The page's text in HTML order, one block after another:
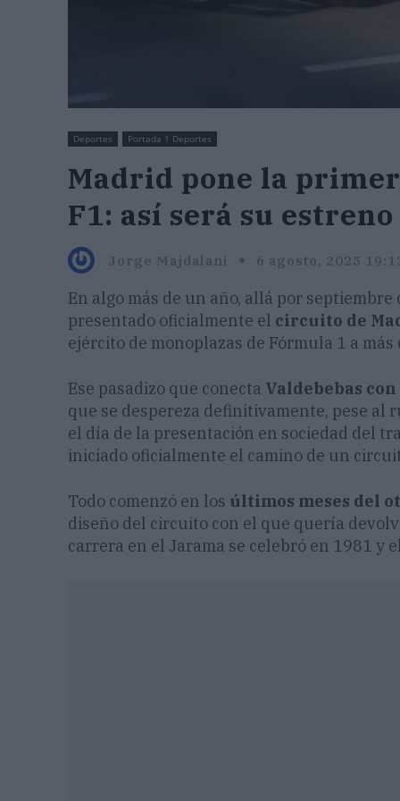
Deportes Portada 1 Deportes
Madrid pone la
F1: así será su estreno
Jorge Majdalani 6 agosto, 2025
En algo más de un año, allá por
presentado oficialmente el circuito de
ejército de monoplazas de Fórmula 1 a
Ese pasadizo que conecta Valdebebas con
que se despereza definitivamente, pese al
el día de la presentación en sociedad del
iniciado oficialmente el camino de un
Todo comenzó en los últimos meses del
diseño del circuito con el que quería
carrera en el Jarama se celebró en 1981 y